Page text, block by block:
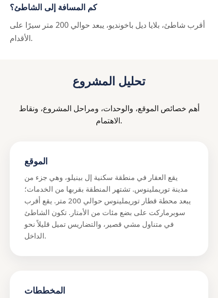
كم المسافة إلى الشاطئ؟
أقرب شاطئ، بلايا ديل باخونديو، يبعد حوالي 200 متر سيرًا على
الأقدام.
تحليل المشروع
أهم خصائص الموقع، والوحدات، ومراحل المشروع، ونقاط
الاهتمام.
الموقع
يقع العقار في منطقة سكنية إل بينيلو، وهي جزء من
مدينة توريملينوس. تشتهر المنطقة بقربها من الخدمات؛
يبعد محطة قطار توريملينوس حوالي 200 متر. يقع أقرب
سوبرماركت على بضع مئات من الأمتار. تكون الشاطئ
في متناول مشي قصير، والتضاريس تميل قليلاً نحو
الداخل.
المخططات